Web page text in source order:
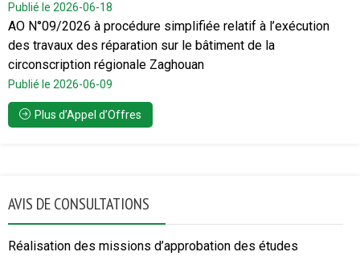
Publié le 2026-06-18
AO N°09/2026 à procédure simplifiée relatif à l’exécution
des travaux des réparation sur le bâtiment de la
circonscription régionale Zaghouan
Publié le 2026-06-09
Plus d’Appel d’Offres
AVIS DE CONSULTATIONS
Réalisation des missions d’approbation des études